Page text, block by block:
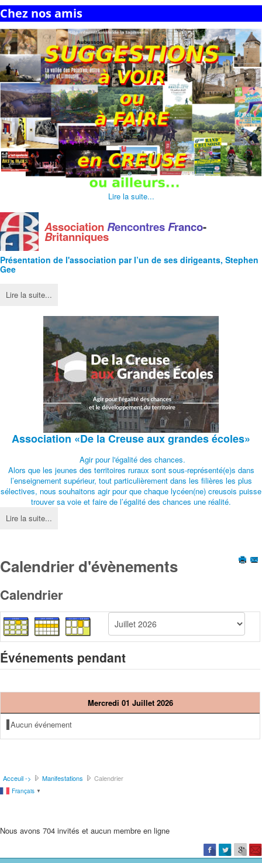
Chez nos amis
Lire la suite...
AssociationRencontresFranco-
Britanniques
Présentation de l'association par l’un de ses dirigeants, Stephen
Gee
Lire la suite...
Association «De la Creuse aux grandes écoles»
Agir pour l'égalité des chances.
Alors que les jeunes des territoires ruraux sont sous-représenté(e)s dans
l’enseignement supérieur, tout particulièrement dans les filières les plus
sélectives, nous souhaitons agir pour que chaque lycéen(ne) creusois puisse
trouver sa voie et faire de l’égalité des chances une réalité.
Lire la suite...
Calendrier d'évènements
Calendrier
Événements pendant
Mercredi 01 Juillet 2026
Aucun événement
Acceuil -> Manifestations Calendrier
Français ▼
Nous avons 704 invités et aucun membre en ligne